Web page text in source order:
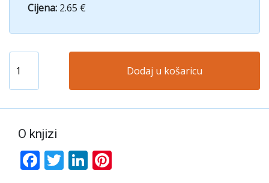
Cijena: 2.65 €
Dodaj u košaricu
O knjizi
Facebook
TwitterLinkedIn